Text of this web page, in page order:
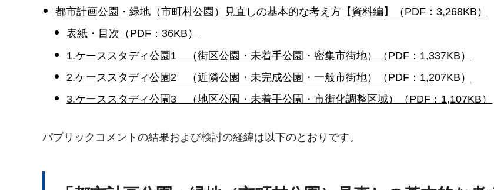
都市計画公園・緑地（市町村公園）見直しの基本的な考え方【資料編】（PDF：3,268KB）
表紙・目次（PDF：36KB）
1.ケーススタディ公園1 （街区公園・未着手公園・密集市街地）（PDF：1,337KB）
2.ケーススタディ公園2 （近隣公園・未完成公園・一般市街地）（PDF：1,207KB）
3.ケーススタディ公園3 （地区公園・未着手公園・市街化調整区域）（PDF：1,107KB）
パブリックコメントの結果および検討の経緯は以下のとおりです。